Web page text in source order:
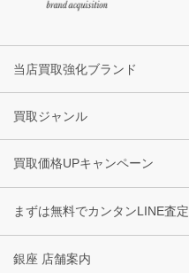
当店買取強化ブランド
買取ジャンル
買取価格UPキャンペーン
まずは無料でカンタンLINE査定
銀座 店舗案内